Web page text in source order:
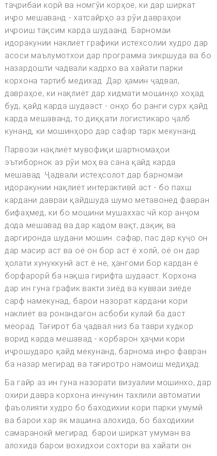
таҷрибаи корӣ ва номгӯи корҳое, ки дар ширкат
иҷро мешаванд - хатсайрҳо аз рӯи давраҳои
иҷроиш тақсим карда шудаанд. Барномаи
идоракунии наклиёт графики истехсолии худро дар
асоси маълумотхои дар программа зикршуда ва бо
назардошти чадвали кадрхо ва хайати парки
корхона тартиб медихад. Дар ҳамин ҷадвал,
давраҳое, ки нақлиёт дар хидмати мошинҳо хоҳад
буд, қайд карда шудааст - онҳо бо ранги сурх қайд
карда мешаванд, то диққати логистикаро ҷалб
кунанд, ки мошинҳоро дар сафар тарк мекунанд.
Парвози нақлиёт мувофиқи шартномаҳои
эътиборнок аз рӯи моҳ ва сана қайд карда
мешавад. Ҷадвали истеҳсолот дар барномаи
идоракунии нақлиёт интерактивӣ аст - бо пахш
кардани давраи қайдшуда шумо метавонед фавран
бифаҳмед, ки бо мошини мушаххас чӣ кор анҷом
дода мешавад ва дар кадом вақт, дақиқ ва
даргиронда шудани мошин. сафар, пас дар куҷо он
дар масир аст ва оё он бор аст ё холӣ, оё он дар
ҳолати хунуккунӣ аст ё не, ҳангоми бор кардан ё
борфарорӣ ба нақша гирифта шудааст. Корхона
дар ин гуна график вакти зиёд ва кувваи зиёде
сарф намекунад, барои назорат кардани кори
наклиёт ва ронандагон асбоби кулай ба даст
меорад. Тағирот ба ҷадвал низ ба таври худкор
ворид карда мешавад - корбарон ҳаҷми кори
иҷрошударо қайд мекунанд, барнома инро фавран
ба назар мегирад ва тағиротро намоиш медиҳад.
Ба гайр аз ин гуна назорати визуалии мошинхо, дар
охири давра корхона инчунин тахлили автоматии
фаъолияти худро бо баходихии кори парки умумй
ва барои хар як машина алохида, бо баходихии
самаранокй мегирад. барои ширкат умуман ва
алохида барои вохидхои сохтори ва хайати он.